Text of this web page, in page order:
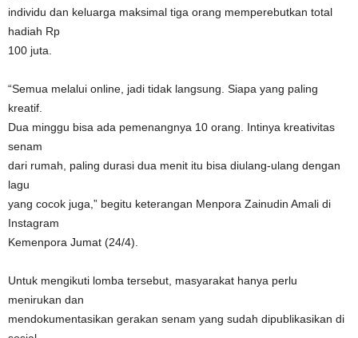
individu dan keluarga maksimal tiga orang memperebutkan total
hadiah Rp
100 juta.
“Semua melalui online, jadi tidak langsung. Siapa yang paling
kreatif.
Dua minggu bisa ada pemenangnya 10 orang. Intinya kreativitas
senam
dari rumah, paling durasi dua menit itu bisa diulang-ulang dengan
lagu
yang cocok juga,” begitu keterangan Menpora Zainudin Amali di
Instagram
Kemenpora Jumat (24/4).
Untuk mengikuti lomba tersebut, masyarakat hanya perlu
menirukan dan
mendokumentasikan gerakan senam yang sudah dipublikasikan di